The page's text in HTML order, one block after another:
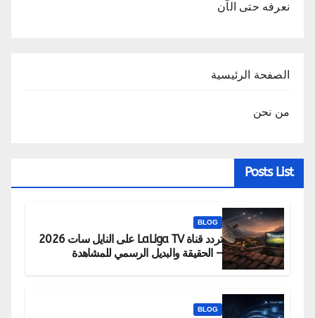
نعرفه حتى الآن
الصفحة الرئيسية
من نحن
Posts List
BLOG
تردد قناة LaLiga TV على النايل سات 2026
– الحقيقة والبديل الرسمي للمشاهدة
BLOG